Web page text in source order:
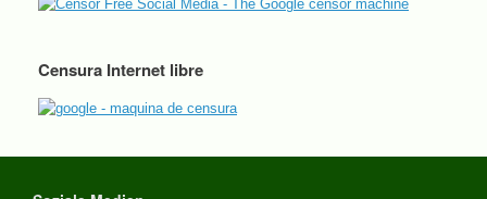
Censura Internet libre